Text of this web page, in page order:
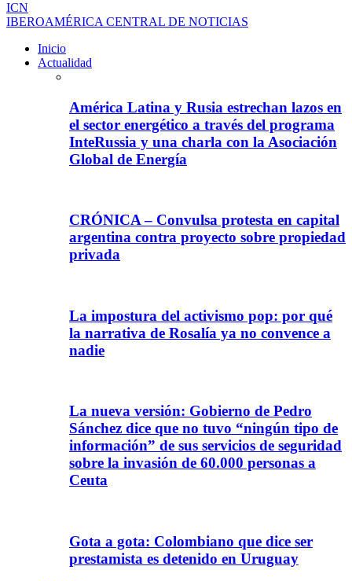
ICN
IBEROAMÉRICA CENTRAL DE NOTICIAS
Inicio
Actualidad
América Latina y Rusia estrechan lazos en
el sector energético a través del programa
InteRussia y una charla con la Asociación
Global de Energía
CRÓNICA – Convulsa protesta en capital
argentina contra proyecto sobre propiedad
privada
La impostura del activismo pop: por qué
la narrativa de Rosalía ya no convence a
nadie
La nueva versión: Gobierno de Pedro
Sánchez dice que no tuvo “ningún tipo de
información” de sus servicios de seguridad
sobre la invasión de 60.000 personas a
Ceuta
Gota a gota: Colombiano que dice ser
prestamista es detenido en Uruguay